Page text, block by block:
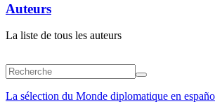
Auteurs
La liste de tous les auteurs
La sélection du Monde diplomatique en